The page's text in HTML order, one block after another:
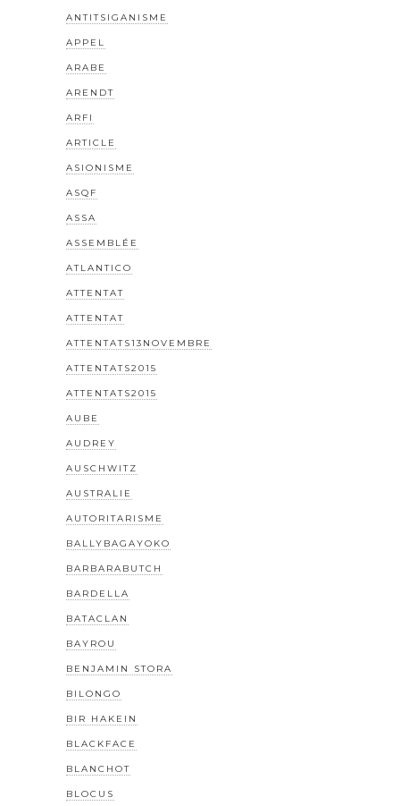
ANTITSIGANISME
APPEL
ARABE
ARENDT
ARFI
ARTICLE
ASIONISME
ASQF
ASSA
ASSEMBLÉE
ATLANTICO
ATTENTAT
ATTENTAT
ATTENTATS13NOVEMBRE
ATTENTATS2015
ATTENTATS2015
AUBE
AUDREY
AUSCHWITZ
AUSTRALIE
AUTORITARISME
BALLYBAGAYOKO
BARBARABUTCH
BARDELLA
BATACLAN
BAYROU
BENJAMIN STORA
BILONGO
BIR HAKEIN
BLACKFACE
BLANCHOT
BLOCUS